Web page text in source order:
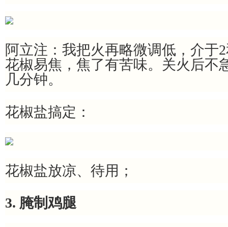
阿立注：我把火再略微调低，介于
花椒易焦，焦了有苦味。关火后不
几分钟。
花椒盐搞定：
花椒盐放凉、待用；
3. 腌制鸡腿